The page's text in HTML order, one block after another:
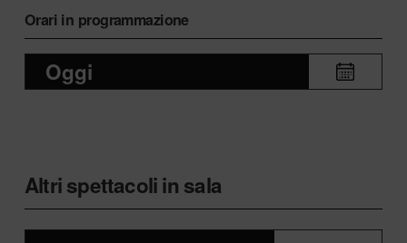
Orari in programmazione
Oggi
Altri spettacoli in sala